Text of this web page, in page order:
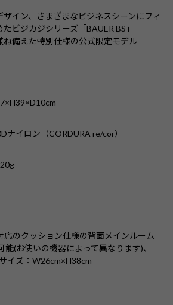
イン、さまざまなビジネスシーンにフィ
ビジカジシリーズ「BAUER BS」
備えた特別仕様の公式限定モデル
ナイロン（CORDURA re/cor）
応のクッション仕様の背面メインルーム
能(お使いの機器によって異なります)、
イズ：W26cm×H38cm